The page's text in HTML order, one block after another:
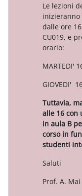
Le lezioni
inizieranno
dalle ore
CU019, e
orario:
MARTEDI'
GIOVEDI'
Tuttavia,
alle 16 con
in aula B
corso in
studenti
Saluti
Prof. A. Mai